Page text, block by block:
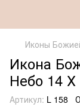
Иконы
Икона
Небо 14
Артикул: L 158